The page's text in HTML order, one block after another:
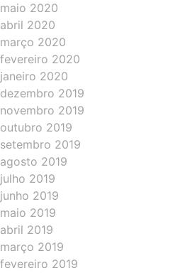
maio 2020
abril 2020
março 2020
fevereiro 2020
janeiro 2020
dezembro 2019
novembro 2019
outubro 2019
setembro 2019
agosto 2019
julho 2019
junho 2019
maio 2019
abril 2019
março 2019
fevereiro 2019